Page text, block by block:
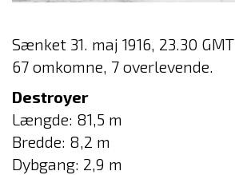
Sænket 31. maj 1916, 23.30 GMT
67 omkomne, 7 overlevende.
Destroyer
Længde: 81,5 m
Bredde: 8,2 m
Dybgang: 2,9 m